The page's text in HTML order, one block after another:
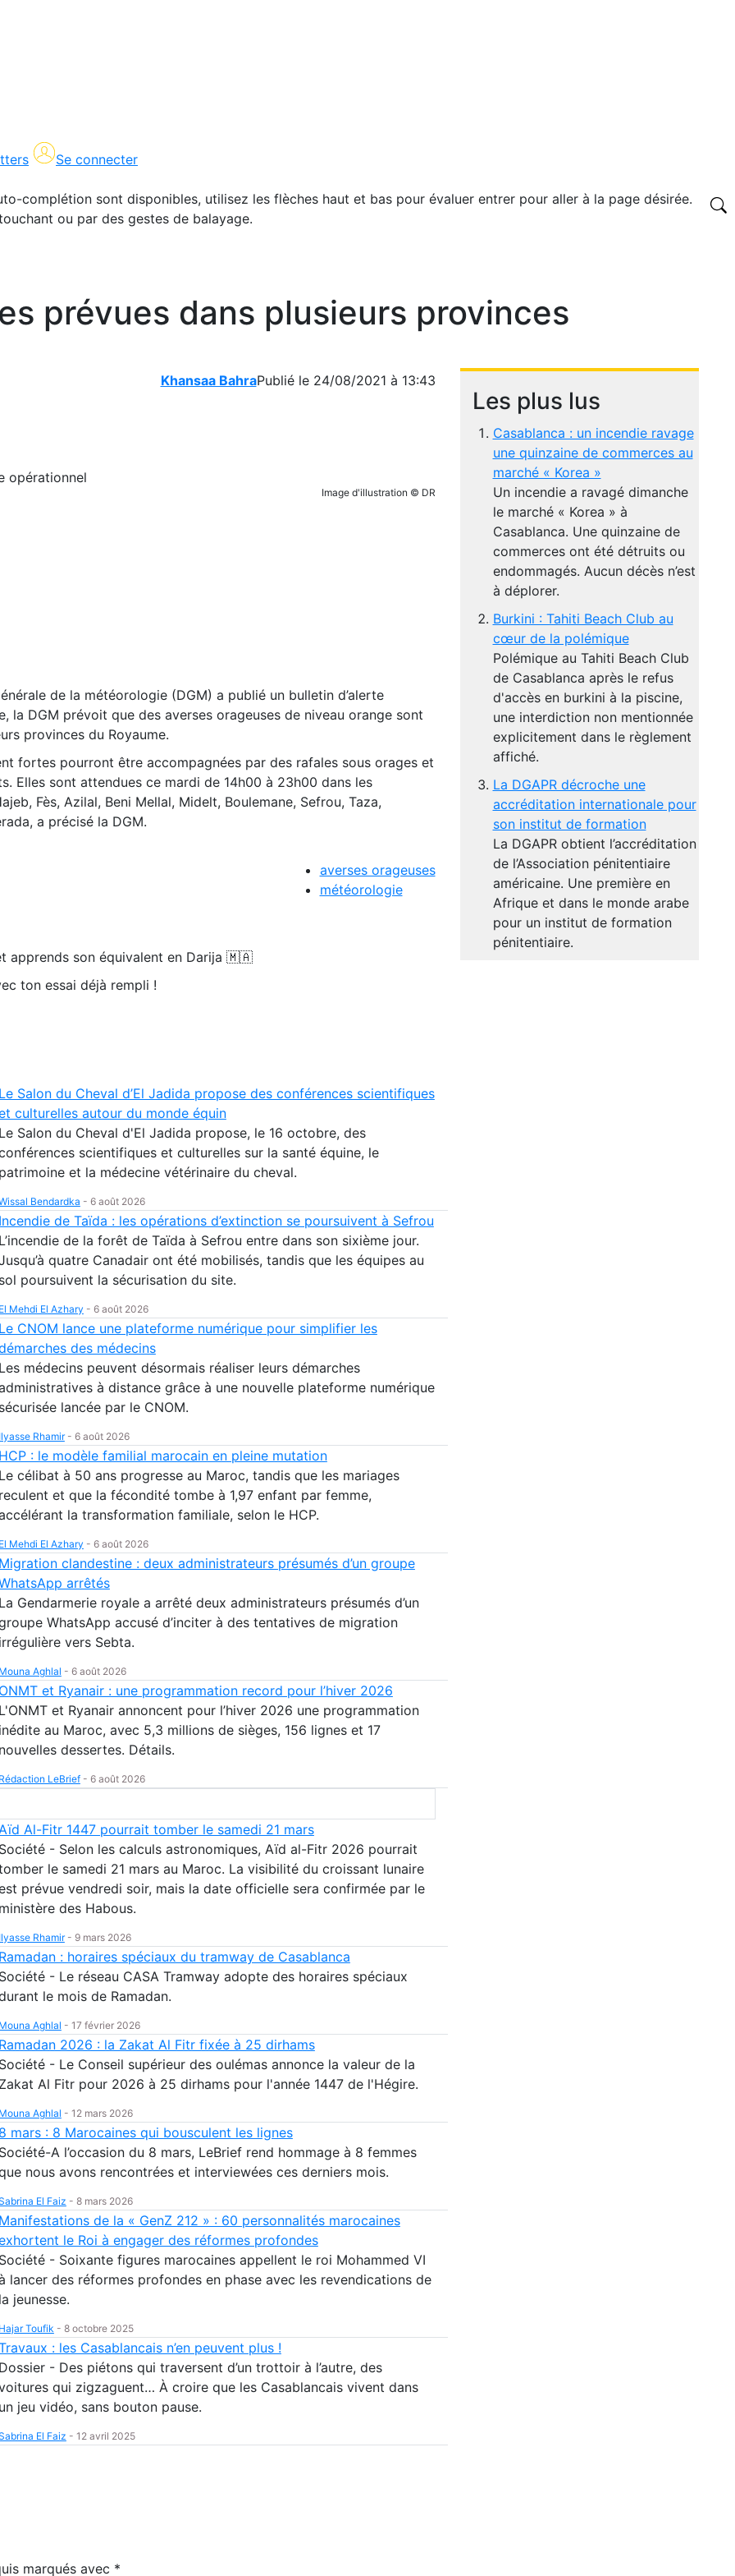
Se connecter
complétion sont disponibles, utilisez les flèches haut et bas pour évaluer entrer pour aller à la page désirée.
ou par des gestes de balayage.
prévues dans plusieurs provinces
Khansaa BahraPublié le 24/08/2021 à 13:43
Image d'illustration © DR
de la météorologie (DGM) a publié un bulletin d’alerte
la DGM prévoit que des averses orageuses de niveau orange sont
provinces du Royaume.
fortes pourront être accompagnées par des rafales sous orages et
Elles sont attendues ce mardi de 14h00 à 23h00 dans les
Fès, Azilal, Beni Mellal, Midelt, Boulemane, Sefrou, Taza,
a précisé la DGM.
averses orageuses
météorologie
apprends son équivalent en Darija 🇲🇦
ton essai déjà rempli !
Les plus lus
Casablanca : un incendie ravage
une quinzaine de commerces au
marché « Korea »
Un incendie a ravagé dimanche
le marché « Korea » à
Casablanca. Une quinzaine de
commerces ont été détruits ou
endommagés. Aucun décès n’est
à déplorer.
Burkini : Tahiti Beach Club au
cœur de la polémique
Polémique au Tahiti Beach Club
de Casablanca après le refus
d'accès en burkini à la piscine,
une interdiction non mentionnée
explicitement dans le règlement
affiché.
La DGAPR décroche une
accréditation internationale pour
son institut de formation
La DGAPR obtient l’accréditation
de l’Association pénitentiaire
américaine. Une première en
Afrique et dans le monde arabe
pour un institut de formation
pénitentiaire.
Le Salon du Cheval d’El Jadida propose des conférences scientifiques
culturelles autour du monde équin
Le Salon du Cheval d'El Jadida propose, le 16 octobre, des
scientifiques et culturelles sur la santé équine, le
patrimoine et la médecine vétérinaire du cheval.
Bendardka - 6 août 2026
Incendie de Taïda : les opérations d’extinction se poursuivent à Sefrou
L’incendie de la forêt de Taïda à Sefrou entre dans son sixième jour.
quatre Canadair ont été mobilisés, tandis que les équipes au
sol poursuivent la sécurisation du site.
El Mehdi El Azhary - 6 août 2026
Le CNOM lance une plateforme numérique pour simplifier les
des médecins
Les médecins peuvent désormais réaliser leurs démarches
à distance grâce à une nouvelle plateforme numérique
sécurisée lancée par le CNOM.
Ilyasse Rhamir- 6 août 2026
HCP : le modèle familial marocain en pleine mutation
Le célibat à 50 ans progresse au Maroc, tandis que les mariages
reculent et que la fécondité tombe à 1,97 enfant par femme,
la transformation familiale, selon le HCP.
El Mehdi El Azhary - 6 août 2026
Migration clandestine : deux administrateurs présumés d’un groupe
arrêtés
La Gendarmerie royale a arrêté deux administrateurs présumés d’un
WhatsApp accusé d’inciter à des tentatives de migration
irrégulière vers Sebta.
Mouna Aghlal - 6 août 2026
ONMT et Ryanair : une programmation record pour l’hiver 2026
L'ONMT et Ryanair annoncent pour l’hiver 2026 une programmation
inédite au Maroc, avec 5,3 millions de sièges, 156 lignes et 17
nouvelles dessertes. Détails.
Rédaction LeBrief- 6 août 2026
Aïd Al-Fitr 1447 pourrait tomber le samedi 21 mars
Société - Selon les calculs astronomiques, Aïd al-Fitr 2026 pourrait
le samedi 21 mars au Maroc. La visibilité du croissant lunaire
prévue vendredi soir, mais la date officielle sera confirmée par le
ministère des Habous.
Ilyasse Rhamir- 9 mars 2026
Ramadan : horaires spéciaux du tramway de Casablanca
Société - Le réseau CASA Tramway adopte des horaires spéciaux
le mois de Ramadan.
Mouna Aghlal - 17 février 2026
Ramadan 2026 : la Zakat Al Fitr fixée à 25 dirhams
Société - Le Conseil supérieur des oulémas annonce la valeur de la
Zakat Al Fitr pour 2026 à 25 dirhams pour l'année 1447 de l'Hégire.
Mouna Aghlal - 12 mars 2026
8 mars : 8 Marocaines qui bousculent les lignes
Société-A l’occasion du 8 mars, LeBrief rend hommage à 8 femmes
nous avons rencontrées et interviewées ces derniers mois.
El Faiz - 8 mars 2026
Manifestations de la « GenZ 212 » : 60 personnalités marocaines
le Roi à engager des réformes profondes
Société - Soixante figures marocaines appellent le roi Mohammed VI
lancer des réformes profondes en phase avec les revendications de
la jeunesse.
Hajar Toufik - 8 octobre 2025
: les Casablancais n’en peuvent plus !
Dossier - Des piétons qui traversent d’un trottoir à l’autre, des
qui zigzaguent… À croire que les Casablancais vivent dans
un jeu vidéo, sans bouton pause.
El Faiz - 12 avril 2025
marqués avec *